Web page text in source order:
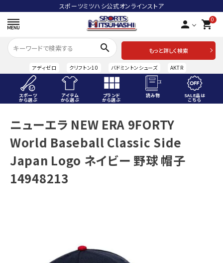
スポーツミツハシ公式オンラインストア
person 0
shopping_cart
search
もっと詳しく検索
アディゼロ クリフトン10 バドミントンシューズ AKTR
スポーツ
から選ぶ
アイテム
から選ぶ
ブランド
から選ぶ
読み物 SALE品は
こちら
ようこそ ゲスト 様
meeting_room person 会員登録
スポーツから選ぶ
SALE品はこちら
ニューエラ NEW ERA 9FORTY
World Baseball Classic Side
Japan Logo ネイビー 野球 帽子
14948213